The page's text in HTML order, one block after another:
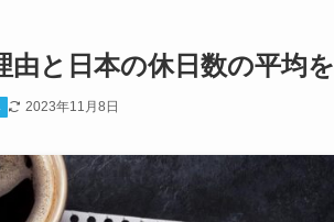
と日本の休日数の平均
2023年11月8日